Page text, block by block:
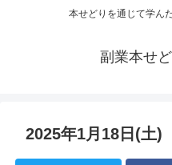
本せどりを通じて学ん
副業本せ
2025年1月18日(土)